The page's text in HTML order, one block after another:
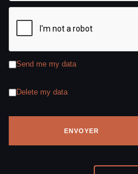
Send me my data
Delete my data